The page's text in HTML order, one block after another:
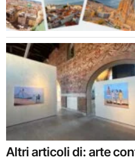
Altri articoli di: arte